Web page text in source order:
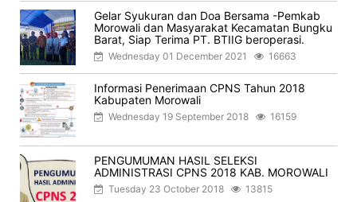
Gelar Syukuran dan Doa Bersama -Pemkab
Morowali dan Masyarakat Kecamatan Bungku
Barat, Siap Terima PT. BTIIG beroperasi.
Wednesday 01 December 2021 16663
Informasi Penerimaan CPNS Tahun 2018
Kabupaten Morowali
Wednesday 19 September 2018 16159
PENGUMUMAN HASIL SELEKSI
ADMINISTRASI CPNS 2018 KAB. MOROWALI
Tuesday 23 October 2018 13815